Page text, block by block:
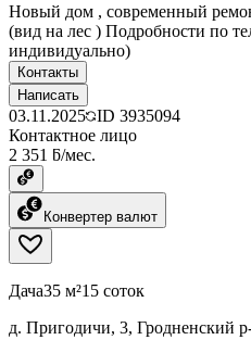
Новый дом , современный
(вид на лес ) Подробности по
индивидуально)
Контакты
Написать
03.11.2025 ID 3935094
Контактное лицо
2 351 ƃ/мес.
Конвертер валют
Дача35 м²15 соток
д. Пригодичи, 3, Гродненский